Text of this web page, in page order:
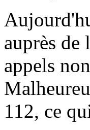
auprès de
appels
112, ce